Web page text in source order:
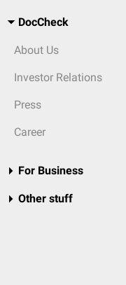
DocCheck
About Us
Investor Relations
Press
Career
For Business
Other stuff